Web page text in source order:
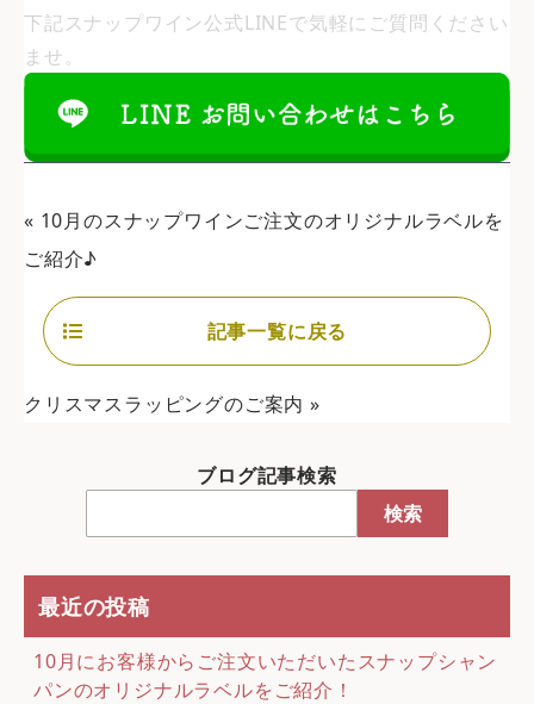
下記スナップワイン公式LINEで気軽にご質問ください
ませ。
« 10月のスナップワインご注文のオリジナルラベルを
ご紹介♪
記事一覧に戻る
クリスマスラッピングのご案内»
ブログ記事検索
検索
最近の投稿
10月にお客様からご注文いただいたスナップシャン
パンのオリジナルラベルをご紹介！